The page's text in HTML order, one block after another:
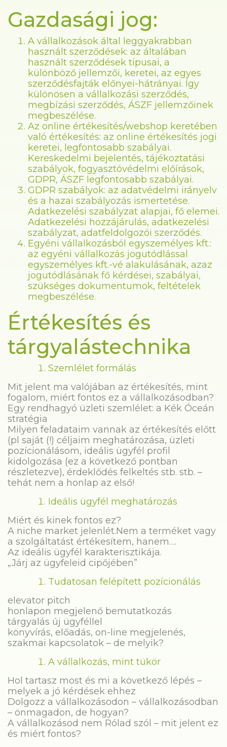
Gazdasági jog:
A vállalkozások által leggyakrabban
használt szerződések: az általában
használt szerződések típusai, a
különböző jellemzői, keretei, az egyes
szerződésfajták előnyei-hátrányai. Így
különösen a vállalkozási szerződés,
megbízási szerződés, ÁSZF jellemzőinek
megbeszélése.
Az online értékesítés/webshop keretében
való értékesítés: az online értékesítés jogi
keretei, legfontosabb szabályai.
Kereskedelmi bejelentés, tájékoztatási
szabályok, fogyasztóvédelmi előírások,
GDPR, ÁSZF legfontosabb szabályai.
GDPR szabályok: az adatvédelmi irányelv
és a hazai szabályozás ismertetése.
Adatkezelési szabályzat alapjai, fő elemei.
Adatkezelési hozzájárulás, adatkezelési
szabályzat, adatfeldolgozói szerződés.
Egyéni vállalkozásból egyszemélyes kft.:
az egyéni vállalkozás jogutódlással
egyszemélyes kft.-vé alakulásának, azaz
jogutódlásának fő kérdései, szabályai,
szükséges dokumentumok, feltételek
megbeszélése.
Értékesítés és
tárgyalástechnika
Szemlélet formálás
Mit jelent ma valójában az értékesítés, mint
fogalom, miért fontos ez a vállalkozásodban?
Egy rendhagyó üzleti szemlélet: a Kék Óceán
stratégia
Milyen feladataim vannak az értékesítés előtt
(pl saját (!) céljaim meghatározása, üzleti
pozícionálásom, ideális ügyfél profil
kidolgozása (ez a következő pontban
részletezve), érdeklődés felkeltés stb. stb. –
tehát nem a honlap az első!
Ideális ügyfél meghatározás
Miért és kinek fontos ez?
A niche market jelenlét.Nem a terméket vagy
a szolgáltatást értékesítem, hanem….
Az ideális ügyfél karakterisztikája.
„Járj az ügyfeleid cipőjében”
Tudatosan felépített pozícionálás
elevator pitch
honlapon megjelenő bemutatkozás
tárgyalás új ügyféllel
könyvírás, előadás, on-line megjelenés,
szakmai kapcsolatok – de melyik?
A vállalkozás, mint tükör
Hol tartasz most és mi a következő lépés –
melyek a jó kérdések ehhez
Dolgozz a vállalkozásodon – vállalkozásodban
– önmagadon, de hogyan?
A vállalkozásod nem Rólad szól – mit jelent ez
és miért fontos?